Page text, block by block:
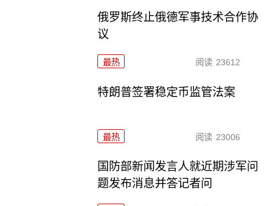
俄罗斯终止俄德军事技术合作协
议
最热 阅读 23612
特朗普签署稳定币监管法案
最热 阅读 23006
国防部新闻发言人就近期涉军问
题发布消息并答记者问